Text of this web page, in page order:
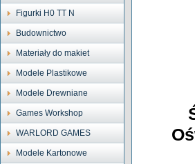
Figurki H0 TT N
Budownictwo
Materiały do makiet
Modele Plastikowe
Modele Drewniane
Games Workshop
WARLORD GAMES
Modele Kartonowe